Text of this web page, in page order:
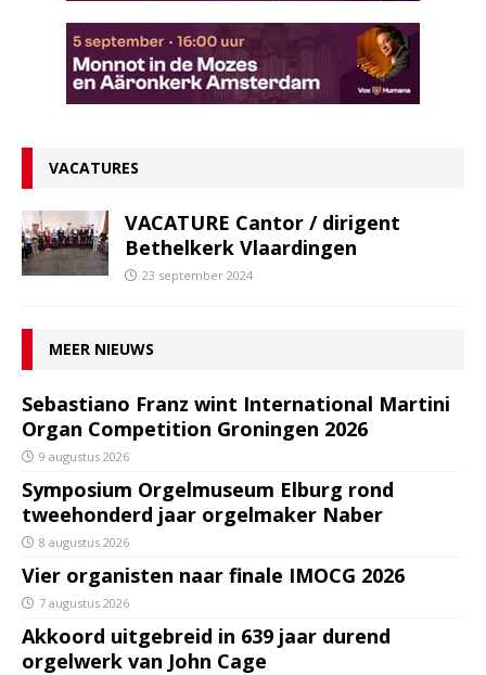
VACATURES
VACATURE Cantor / dirigent
Bethelkerk Vlaardingen
23 september 2024
MEER NIEUWS
Sebastiano Franz wint International Martini
Organ Competition Groningen 2026
9 augustus 2026
Symposium Orgelmuseum Elburg rond
tweehonderd jaar orgelmaker Naber
8 augustus 2026
Vier organisten naar finale IMOCG 2026
7 augustus 2026
Akkoord uitgebreid in 639 jaar durend
orgelwerk van John Cage